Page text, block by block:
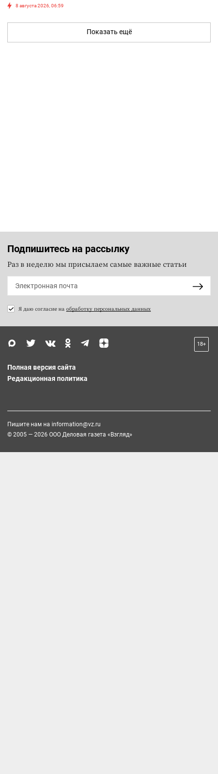
8 августа 2026, 06:59
Показать ещё
Подпишитесь на рассылку
Раз в неделю мы присылаем самые важные статьи
Я даю согласие на обработку персональных данных
18+
Полная версия сайта
Редакционная политика
Пишите нам на information@vz.ru
© 2005 — 2026 ООО Деловая газета «Взгляд»